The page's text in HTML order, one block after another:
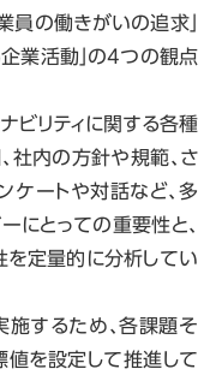
員の働きがいの追求」
企業活動」の4つの観点
ビリティに関する各種
社内の方針や規範、さ
ケートや対話など、多
にとっての重要性と、
を定量的に分析してい
施するため、各課題そ
を設定して推進して